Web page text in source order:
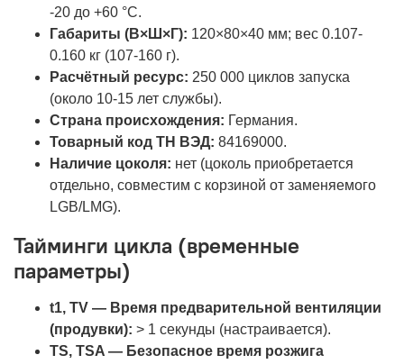
-20 до +60 °C.
Габариты (В×Ш×Г): 120×80×40 мм; вес 0.107-
0.160 кг (107-160 г).
Расчётный ресурс: 250 000 циклов запуска
(около 10-15 лет службы).
Страна происхождения: Германия.
Товарный код ТН ВЭД: 84169000.
Наличие цоколя: нет (цоколь приобретается
отдельно, совместим с корзиной от заменяемого
LGB/LMG).
Тайминги цикла (временные
параметры)
t1, TV — Время предварительной вентиляции
(продувки): > 1 секунды (настраивается).
TS, TSA — Безопасное время розжига